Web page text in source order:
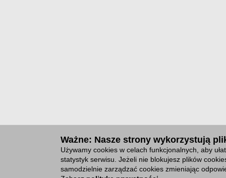
Ważne: Nasze strony wykorzystują
Używamy cookies w celach funkcjonalnych, aby
statystyk serwisu. Jeżeli nie blokujesz plików
samodzielnie zarządzać cookies zmieniając